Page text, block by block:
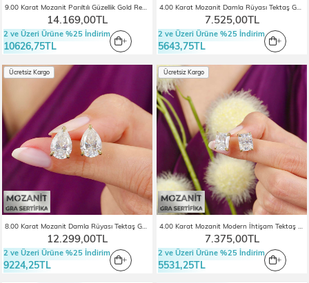
9.00 Karat Mozanit Parıltılı Güzellik Gold Renk Tektaş Gümüş Küpe
14.169,00TL
2 ve Üzeri Ürüne %25 İndirim
10626,75TL
4.00 Karat Mozanit Damla Rüyası Tektaş Gold Renk Gümüş Küpe
7.525,00TL
2 ve Üzeri Ürüne %25 İndirim
5643,75TL
8.00 Karat Mozanit Damla Rüyası Tektaş Gold Renk Gümüş Küpe
12.299,00TL
Ücretsiz Kargo
2 ve Üzeri Ürüne %25 İndirim
9224,25TL
4.00 Karat Mozanit Modern İhtişam Tektaş Gold Renk Gümüş Küpe
7.375,00TL
Ücretsiz Kargo
2 ve Üzeri Ürüne %25 İndirim
5531,25TL